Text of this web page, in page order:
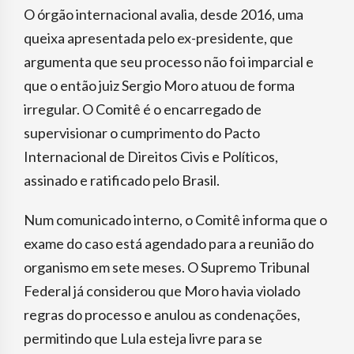
O órgão internacional avalia, desde 2016, uma
queixa apresentada pelo ex-presidente, que
argumenta que seu processo não foi imparcial e
que o então juiz Sergio Moro atuou de forma
irregular. O Comitê é o encarregado de
supervisionar o cumprimento do Pacto
Internacional de Direitos Civis e Políticos,
assinado e ratificado pelo Brasil.
Num comunicado interno, o Comitê informa que o
exame do caso está agendado para a reunião do
organismo em sete meses. O Supremo Tribunal
Federal já considerou que Moro havia violado
regras do processo e anulou as condenações,
permitindo que Lula esteja livre para se